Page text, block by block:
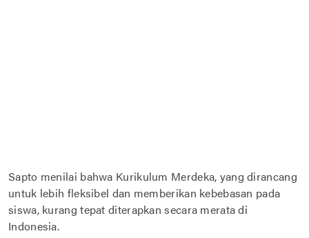
Sapto menilai bahwa Kurikulum Merdeka, yang dirancang
untuk lebih fleksibel dan memberikan kebebasan pada
siswa, kurang tepat diterapkan secara merata di
Indonesia.